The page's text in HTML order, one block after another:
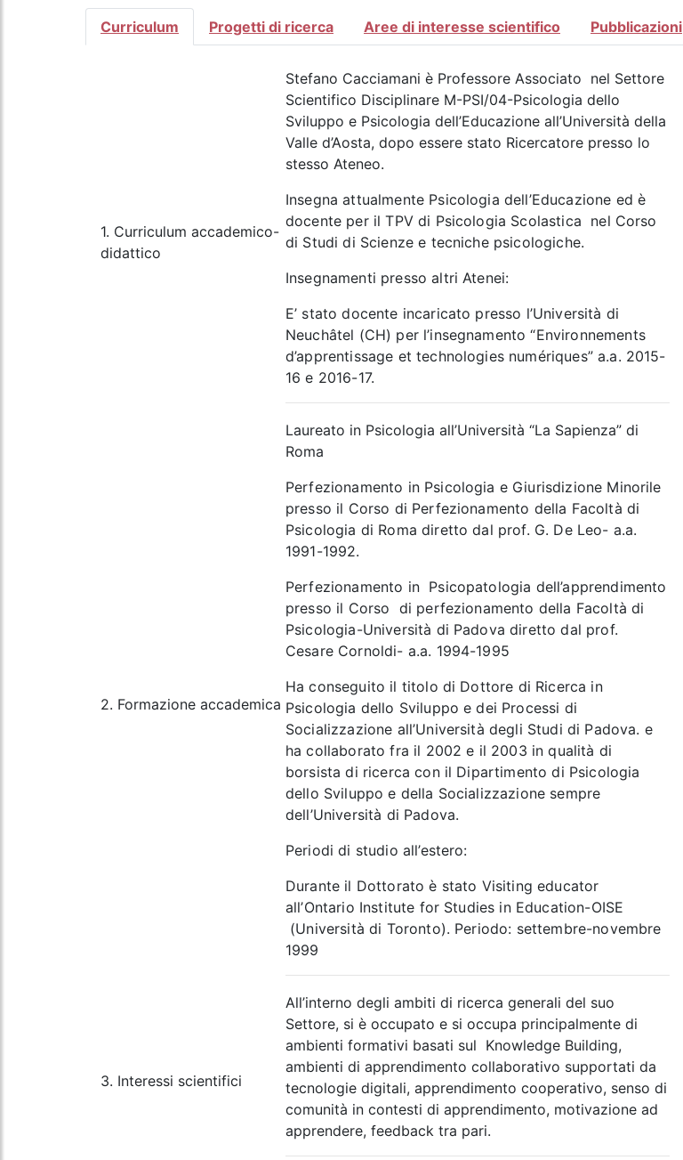
Curriculum Progetti di ricerca Aree di interesse scientifico Pubblicazioni
1. Curriculum accademico-
didattico
Stefano Cacciamani è Professore Associato nel Settore
Scientifico Disciplinare M-PSI/04-Psicologia dello
Sviluppo e Psicologia dell’Educazione all’Università della
Valle d’Aosta, dopo essere stato Ricercatore presso lo
stesso Ateneo.
Insegna attualmente Psicologia dell’Educazione ed è
docente per il TPV di Psicologia Scolastica nel Corso
di Studi di Scienze e tecniche psicologiche.
Insegnamenti presso altri Atenei:
E’ stato docente incaricato presso l’Università di
Neuchâtel (CH) per l’insegnamento “Environnements
d’apprentissage et technologies numériques” a.a. 2015-
16 e 2016-17.
2. Formazione accademica
Laureato in Psicologia all’Università “La Sapienza” di
Roma
Perfezionamento in Psicologia e Giurisdizione Minorile
presso il Corso di Perfezionamento della Facoltà di
Psicologia di Roma diretto dal prof. G. De Leo- a.a.
1991-1992.
Perfezionamento in Psicopatologia dell’apprendimento
presso il Corso di perfezionamento della Facoltà di
Psicologia-Università di Padova diretto dal prof.
Cesare Cornoldi- a.a. 1994-1995
Ha conseguito il titolo di Dottore di Ricerca in
Psicologia dello Sviluppo e dei Processi di
Socializzazione all’Università degli Studi di Padova. e
ha collaborato fra il 2002 e il 2003 in qualità di
borsista di ricerca con il Dipartimento di Psicologia
dello Sviluppo e della Socializzazione sempre
dell’Università di Padova.
Periodi di studio all’estero:
Durante il Dottorato è stato Visiting educator
all’Ontario Institute for Studies in Education-OISE
(Università di Toronto). Periodo: settembre-novembre
1999
3. Interessi scientifici
All’interno degli ambiti di ricerca generali del suo
Settore, si è occupato e si occupa principalmente di
ambienti formativi basati sul Knowledge Building,
ambienti di apprendimento collaborativo supportati da
tecnologie digitali, apprendimento cooperativo, senso di
comunità in contesti di apprendimento, motivazione ad
apprendere, feedback tra pari.